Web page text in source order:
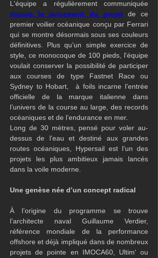
depuis le lancement du projet de ce
premier voilier océanique conçu par Ferrari
qui se montre désormais sous ses couleurs
définitives. Plus qu’un simple exercice de
style, ce monocoque de 100 pieds, l'équipe
voulait conserver la possibilité de participer
aux courses de type Fastnet Race ou
Sydney to Hobart,  à foils incarne l’entrée
officielle de la marque italienne dans
l’univers de la course au large, des records
océaniques et de l’endurance en mer.
Long de 30 mètres, pensé pour voler au-
dessus de l’eau et destiné aux grandes
routes océaniques, Hypersail est l’un des
projets les plus ambitieux jamais lancés
dans la voile moderne.
Une genèse née d’un concept radical
À l’origine du programme se trouve
l’architecte naval Guillaume Verdier,
référence mondiale de la performance
offshore et déjà impliqué dans de nombreux
projets de pointe en IMOCA60, Ultim' ou